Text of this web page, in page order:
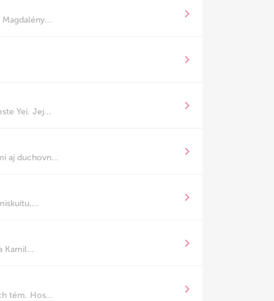
Yei. Jej...
aj duchovn...
Kamil...
tém. Hos...